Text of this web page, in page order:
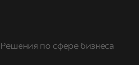
Решения по сфере бизнеса